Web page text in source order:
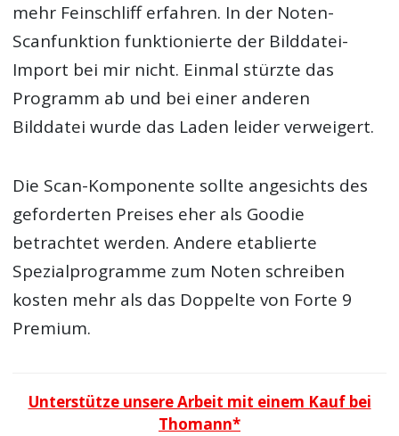
mehr Feinschliff erfahren. In der Noten-
Scanfunktion funktionierte der Bilddatei-
Import bei mir nicht. Einmal stürzte das
Programm ab und bei einer anderen
Bilddatei wurde das Laden leider verweigert.
Die Scan-Komponente sollte angesichts des
geforderten Preises eher als Goodie
betrachtet werden. Andere etablierte
Spezialprogramme zum Noten schreiben
kosten mehr als das Doppelte von Forte 9
Premium.
Unterstütze unsere Arbeit mit einem Kauf bei
Thomann*